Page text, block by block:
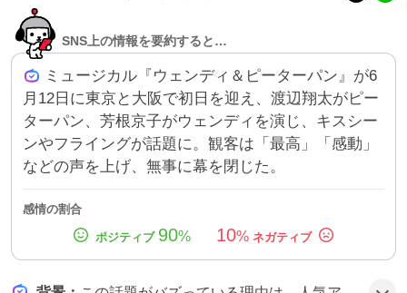
SNS上の情報を要約すると…
ミュージカル『ウェンディ＆ピーターパン』が6
月12日に東京と大阪で初日を迎え、渡辺翔太がピー
ターパン、芳根京子がウェンディを演じ、キスシー
ンやフライングが話題に。観客は「最高」「感動」
などの声を上げ、無事に幕を閉じた。
感情の割合
90% 10%